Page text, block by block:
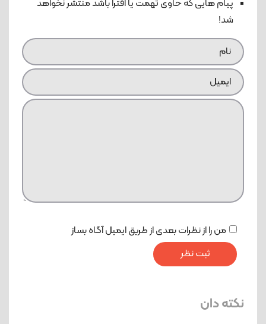
پیام هایی که حاوی تهمت یا افترا باشد منتشر نخواهد
شد!
من را از نظرات بعدی از طریق ایمیل آگاه بساز
نکته دان